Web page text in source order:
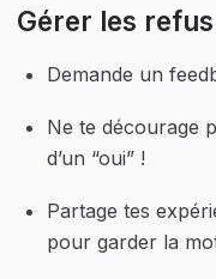
Gérer les refus
Demande un
Ne te décourage
d’un “oui” !
Partage tes
pour garder la